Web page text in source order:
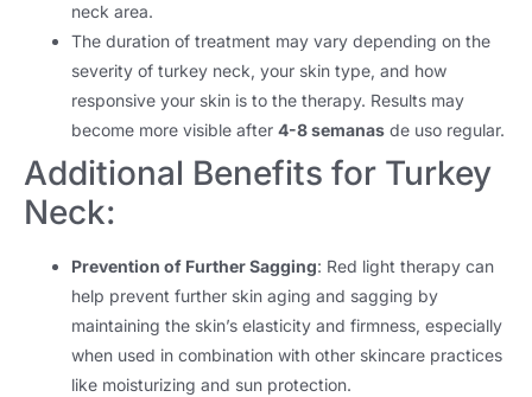
neck area.
The duration of treatment may vary depending on the
severity of turkey neck, your skin type, and how
responsive your skin is to the therapy. Results may
become more visible after 4-8 semanas de uso regular.
Additional Benefits for Turkey
Neck:
Prevention of Further Sagging: Red light therapy can
help prevent further skin aging and sagging by
maintaining the skin’s elasticity and firmness, especially
when used in combination with other skincare practices
like moisturizing and sun protection.